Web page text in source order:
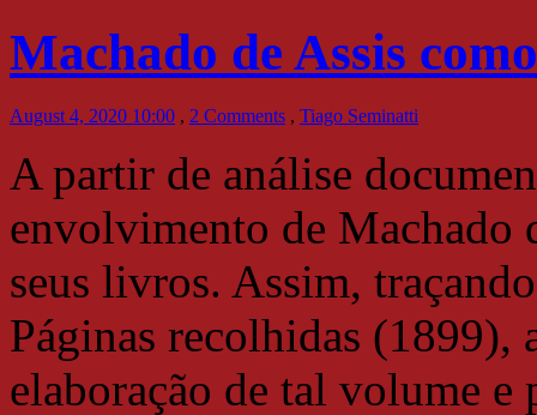
Machado de Assis
August 4, 2020 10:00 , 2 Comments , Tiago Seminatti
A partir de análise
envolvimento de Machado
seus livros. Assim,
Páginas recolhidas (1899),
elaboração de tal volume e